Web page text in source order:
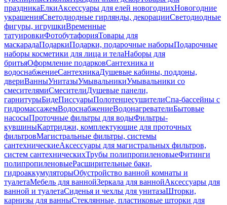
праздникаЕлкиАксессуары для елей новогоднихНовогодние
украшенияСветодиодные гирлянды, декорацииСветодиодные
фигуры, игрушкиВременные
татуировкиФотобутафорияТовары для
маскарадаПодаркиПодарки, подарочные наборыПодарочные
наборы косметики для лица и телаНаборы для
бритьяОформление подарковСантехника и
водоснабжениеСантехникаДушевые кабины, поддоны,
двериВанныУнитазыУмывальникиУмывальники со
смесителямиСмесителиДушевые панели,
гарнитурыБидеПиссуарыПолотенцесушителиСпа-бассейны с
гидромассажемВодоснабжениеВодонагревателиБытовые
насосыПроточные фильтры для водыФильтры-
кувшиныКартриджи, комплектующие для проточных
фильтровМагистральные фильтры, системы
сантехническиеАксессуары для магистральных фильтров,
систем сантехническихТрубы полипропиленовыеФитинги
полипропиленовыеРасширительные баки,
гидроаккумуляторыОбустройство ванной комнаты и
туалетаМебель для ваннойЗеркала для ваннойАксессуары для
ванной и туалетаСиденья и чехлы для унитазаШторки,
карнизы для ванныСтеклянные, пластиковые шторки для